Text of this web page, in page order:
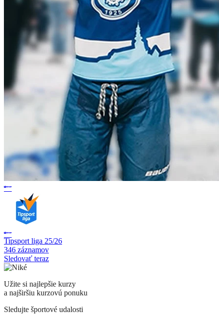
Tipsport liga 25/26
346 záznamov
Sledovať teraz
Užite si najlepšie kurzy
a najširšiu kurzovú ponuku
Sledujte športové udalosti